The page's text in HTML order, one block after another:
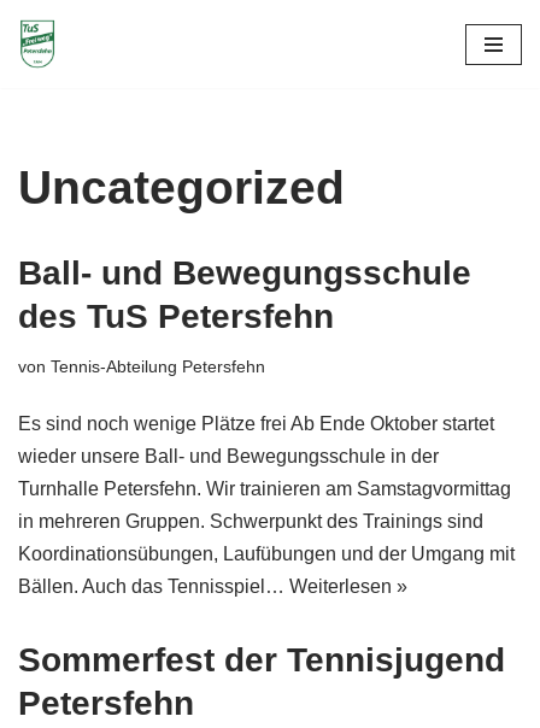
Zum
Uncategorized
Ball- und Bewegungsschule
des TuS Petersfehn
von Tennis-Abteilung Petersfehn
Es sind noch wenige Plätze frei Ab Ende Oktober startet
wieder unsere Ball- und Bewegungsschule in der
Turnhalle Petersfehn. Wir trainieren am Samstagvormittag
in mehreren Gruppen. Schwerpunkt des Trainings sind
Koordinationsübungen, Laufübungen und der Umgang mit
Bällen. Auch das Tennisspiel… Weiterlesen »
Sommerfest der Tennisjugend
Petersfehn